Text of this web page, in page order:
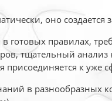
оно создается
готовых правилах,
тщательный анализ
к уже
в разнообразных